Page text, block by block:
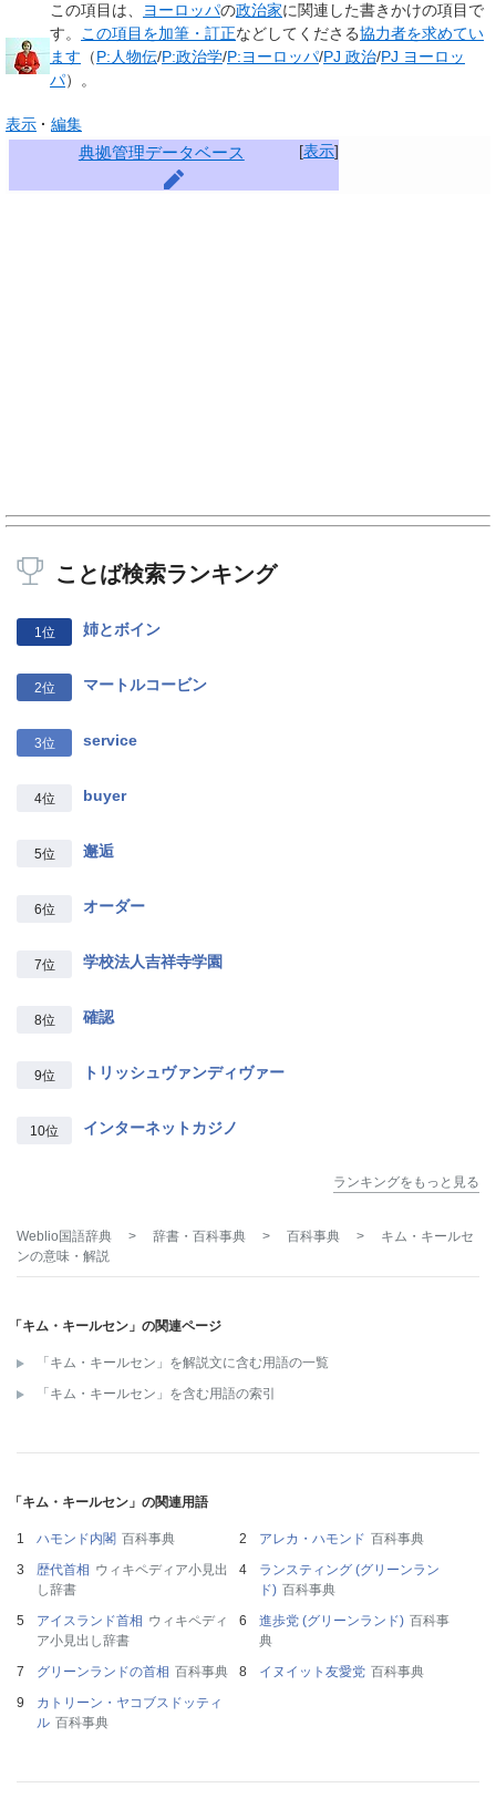
この項目は、 ヨーロッパの政治家に関連した書きかけの項目 で
す。 この項目を加筆・訂正などしてくださる協力者を求めてい
ます （P:人物伝/P:政治学/P:ヨーロッパ/PJ 政治/PJ ヨーロッ
パ）。
表示
編集
[表示]
典拠管理データベース
ことば検索ランキング
1位 姉とボイン
2位 マートルコービン
3位 service
4位 buyer
5位 邂逅
6位 オーダー
7位 学校法人吉祥寺学園
8位 確認
9位 トリッシュヴァンディヴァー
10位 インターネットカジノ
ランキングをもっと見る
Weblio国語辞典 > 辞書・百科事典 > 百科事典 >
キム・キールセ
ンの意味・解説
「キム・キールセン」の関連ページ
「キム・キールセン」を解説文に含む用語の一覧
「キム・キールセン」を含む用語の索引
「キム・キールセン」の関連用語
ハモンド内閣 百科事典 アレカ・ハモンド 百科事典
歴代首相 ウィキペディア小見出
し辞書
ランスティング (グリーンラン
ド) 百科事典
アイスランド首相 ウィキペディ
ア小見出し辞書
進歩党 (グリーンランド) 百科事
典
グリーンランドの首相 百科事典 イヌイット友愛党 百科事典
カトリーン・ヤコブスドッティ
ル 百科事典